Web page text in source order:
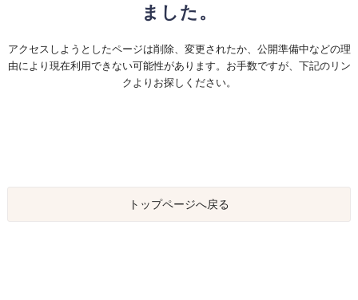
ました。
アクセスしようとしたページは削除、変更されたか、公開準備中などの理
由により現在利用できない可能性があります。お手数ですが、下記のリン
クよりお探しください。
トップページへ戻る